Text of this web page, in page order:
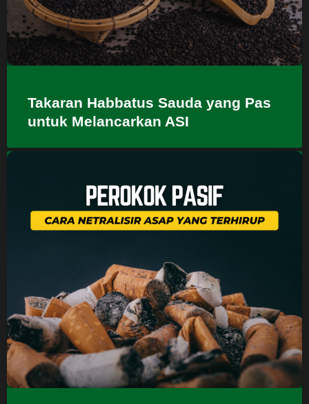
Takaran Habbatus Sauda yang Pas
untuk Melancarkan ASI